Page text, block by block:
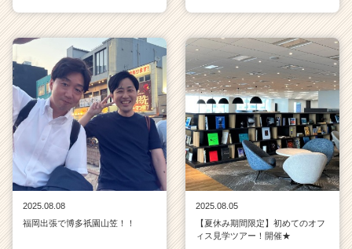
2025.08.08
福岡出張で博多祇園山笠！！
2025.08.05
【夏休み期間限定】初めてのオフ
ィス見学ツアー！開催★